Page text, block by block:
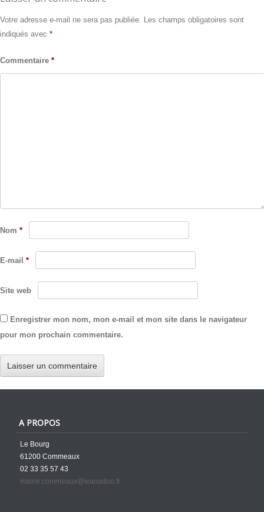
Votre adresse e-mail ne sera pas publiée. Les champs obligatoires sont
indiqués avec *
Commentaire *
Nom *
E-mail *
Site web
Enregistrer mon nom, mon e-mail et mon site dans le navigateur
pour mon prochain commentaire.
A PROPOS
Le Bourg
61200 Commeaux
02 33 35 57 43
mairie.commeaux@wanadoo.fr